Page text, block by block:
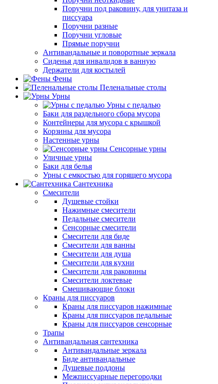
Поручни под раковину, для унитаза и
писсуара
Поручни разные
Поручни угловые
Прямые поручни
Антивандальные и поворотные зеркала
Сиденья для инвалидов в ванную
Держатели для костылей
Фены
Пеленальные столы
Урны
Урны с педалью
Баки для раздельного сбора мусора
Контейнеры для мусора с крышкой
Корзины для мусора
Настенные урны
Сенсорные урны
Уличные урны
Баки для белья
Урны с емкостью для горящего мусора
Сантехника
Смесители
Душевые стойки
Нажимные смесители
Педальные смесители
Сенсорные смесители
Смесители для биде
Смесители для ванны
Смесители для душа
Смесители для кухни
Смесители для раковины
Смесители локтевые
Смешивающие блоки
Краны для писсуаров
Краны для писсуаров нажимные
Краны для писсуаров педальные
Краны для писсуаров сенсорные
Трапы
Антивандальная сантехника
Антивандальные зеркала
Биде антивандальные
Душевые поддоны
Межписсуарные перегородки